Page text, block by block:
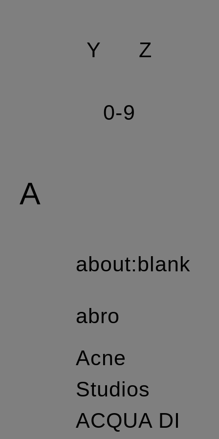
Y Z
0-9
A
about:blank
abro
Acne
Studios
ACQUA DI